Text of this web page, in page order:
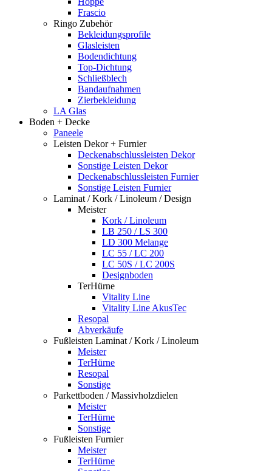
Frascio
Ringo Zubehör
Bekleidungsprofile
Glasleisten
Bodendichtung
Top-Dichtung
Schließblech
Bandaufnahmen
Zierbekleidung
LA Glas
Boden + Decke
Paneele
Leisten Dekor + Furnier
Deckenabschlussleisten Dekor
Sonstige Leisten Dekor
Deckenabschlussleisten Furnier
Sonstige Leisten Furnier
Laminat / Kork / Linoleum / Design
Meister
Kork / Linoleum
LB 250 / LS 300
LD 300 Melange
LC 55 / LC 200
LC 50S / LC 200S
Designboden
TerHürne
Vitality Line
Vitality Line AkusTec
Resopal
Abverkäufe
Fußleisten Laminat / Kork / Linoleum
Meister
TerHürne
Resopal
Sonstige
Parkettboden / Massivholzdielen
Meister
TerHürne
Sonstige
Fußleisten Furnier
Meister
TerHürne